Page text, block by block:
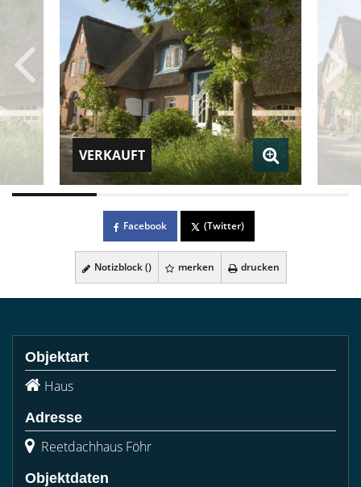
VERKAUFT
Facebook (Twitter)
Notizblock () merken drucken
Objektart
Haus
Adresse
Reetdachhaus Föhr
Objektdaten